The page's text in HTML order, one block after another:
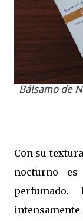
Bálsamo de
Con su
nocturno es